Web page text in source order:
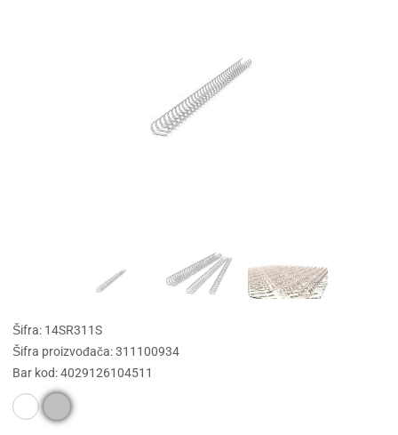
Šifra: 14SR311S
Šifra proizvođača: 311100934
Bar kod: 4029126104511